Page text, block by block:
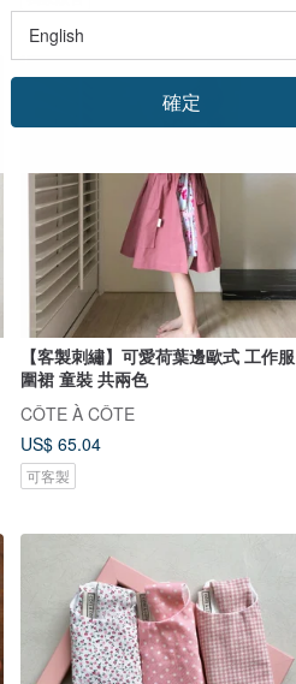
【客製刺繡】可愛荷葉邊歐式 工作服
圍裙 童裝 共兩色
CÔTE À CÔTE
US$ 65.04
可客製
確定